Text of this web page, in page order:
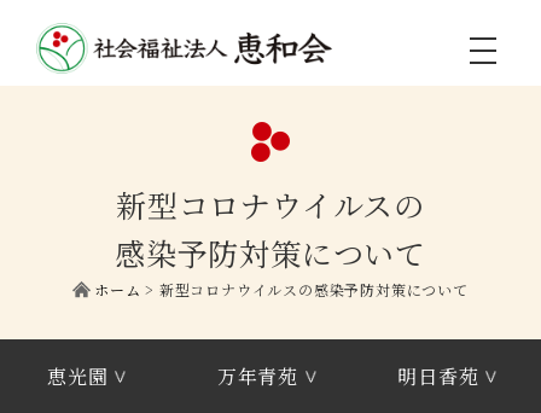
toggle
新型コロナウイルスの
感染予防対策について
ホーム > 新型コロナウイルスの感染予防対策について
恵光園 万年青苑
明日香苑